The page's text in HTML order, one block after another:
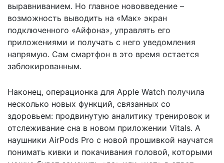
выравниванием. Но главное нововведение –
возможность выводить на «Мак» экран
подключенного «Айфона», управлять его
приложениями и получать с него уведомления
напрямую. Сам смартфон в это время остается
заблокированным.
Наконец, операционка для Apple Watch получила
несколько новых функций, связанных со
здоровьем: продвинутую аналитику тренировок и
отслеживание сна в новом приложении Vitals. А
наушники AirPods Pro с новой прошивкой научатся
понимать кивки и покачивания головой, которыми